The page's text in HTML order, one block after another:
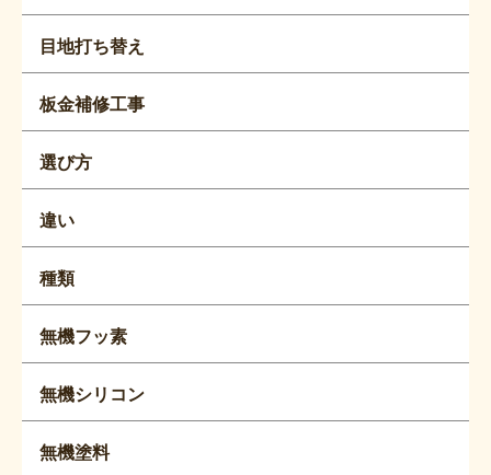
目地打ち替え
板金補修工事
選び方
違い
種類
無機フッ素
無機シリコン
無機塗料